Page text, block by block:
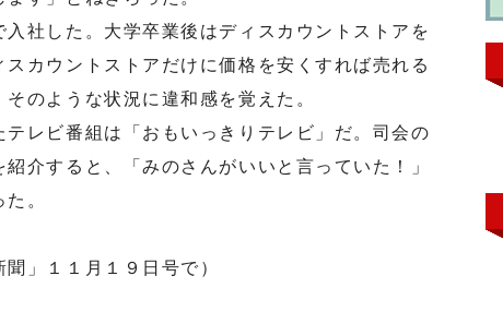
社した。大学卒業後はディスカウントストアを
カウントストアだけに価格を安くすれば売れる
のような状況に違和感を覚えた。
レビ番組は「おもいっきりテレビ」だ。司会の
介すると、「みのさんがいいと言っていた！」
。
」１１月１９日号で）